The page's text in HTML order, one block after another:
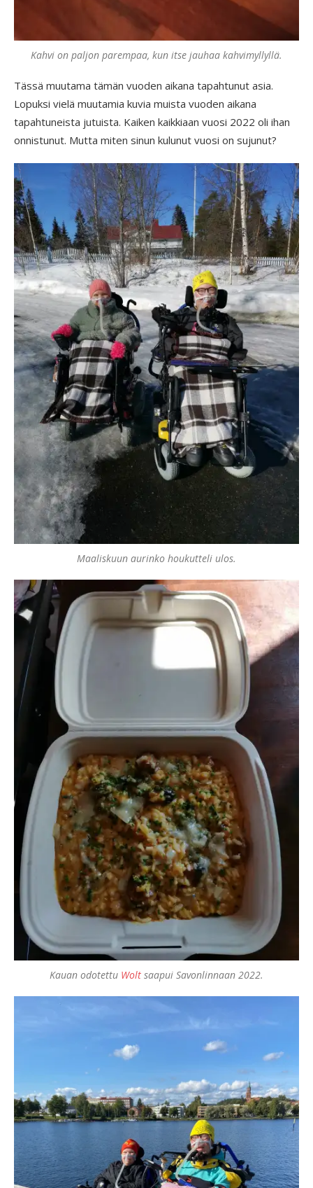
Kahvi on paljon parempaa, kun itse jauhaa kahvimyllyllä.
Tässä muutama tämän vuoden aikana tapahtunut asia.
Lopuksi vielä muutamia kuvia muista vuoden aikana
tapahtuneista jutuista. Kaiken kaikkiaan vuosi 2022 oli ihan
onnistunut. Mutta miten sinun kulunut vuosi on sujunut?
Maaliskuun aurinko houkutteli ulos.
Kauan odotettu Wolt saapui Savonlinnaan 2022.